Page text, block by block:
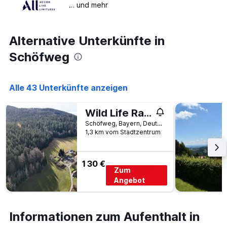
… und mehr
Alternative Unterkünfte in
Schöfweg
Alle 43 Unterkünfte anzeigen
Wild Life Ranch
Schöfweg, Bayern, Deutschland
1,3 km vom Stadtzentrum
130 €
Zum
Angebot
Informationen zum Aufenthalt in